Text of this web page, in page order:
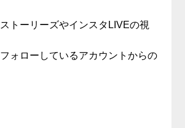
トーリーズやインスタLIVEの視
フォローしているアカウントからの